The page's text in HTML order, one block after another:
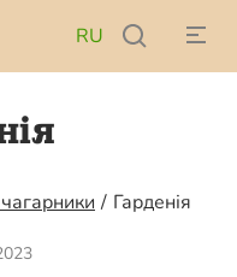
RU
/ Гарденія